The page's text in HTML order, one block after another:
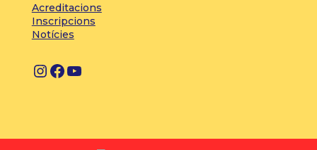
Acreditacions
Inscripcions
Notícies
I
t
F
e
Y
T